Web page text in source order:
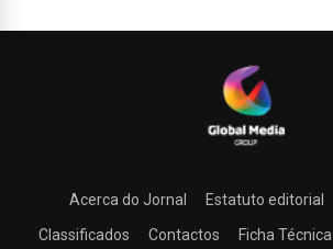
Acerca do Jornal Estatuto editorial
Classificados
Contactos Ficha Técnica